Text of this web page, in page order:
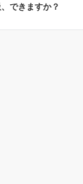
できますか？